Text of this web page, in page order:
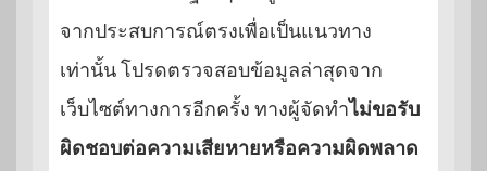
จากประสบการณ์ตรงเพื่อเป็นแนวทาง
เท่านั้น โปรดตรวจสอบข้อมูลล่าสุดจาก
เว็บไซต์ทางการอีกครั้ง ทางผู้จัดทำไม่ขอรับ
ผิดชอบต่อความเสียหายหรือความผิดพลาด